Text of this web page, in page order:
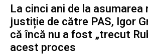
La cinci ani de la
justiție de către PAS, Igor
că încă nu a fost „trecut
acest proces